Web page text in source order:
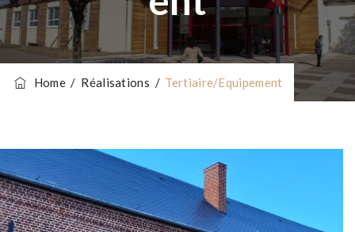
Home/ Réalisations / Tertiaire/Equipement